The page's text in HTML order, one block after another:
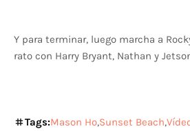
Y para terminar, luego marcha a
rato con Harry Bryant, Nathan y
Tags:Mason Ho Sunset Beach